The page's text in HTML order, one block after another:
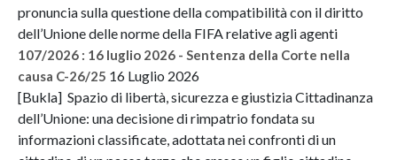
pronuncia sulla questione della compatibilità con il diritto
dell’Unione delle norme della FIFA relative agli agenti
107/2026 : 16 luglio 2026 - Sentenza della Corte nella
causa C-26/25 16 Luglio 2026
[Bukla] Spazio di libertà, sicurezza e giustizia Cittadinanza
dell’Unione: una decisione di rimpatrio fondata su
informazioni classificate, adottata nei confronti di un